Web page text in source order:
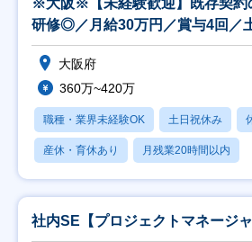
※大阪※【未経験歓迎】既存契約
研修◎／月給30万円／賞与4回／
日
大阪府
360万~420万
職種・業界未経験OK 土日祝休み
産休・育休あり 月残業20時間以内
社内SE【プロジェクトマネージャ